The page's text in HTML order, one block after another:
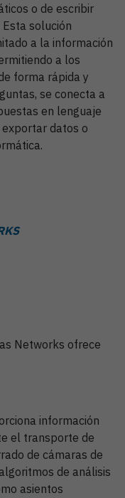
o de escribir
solución
a la información
a los
forma rápida y
se conecta a
en lenguaje
datos o
Networks ofrece
información
el transporte de
de cámaras de
de análisis
asientos